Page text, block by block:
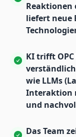
Reaktionen
liefert neue
KI trifft
wie LLMs
Interaktion
und
Das Team